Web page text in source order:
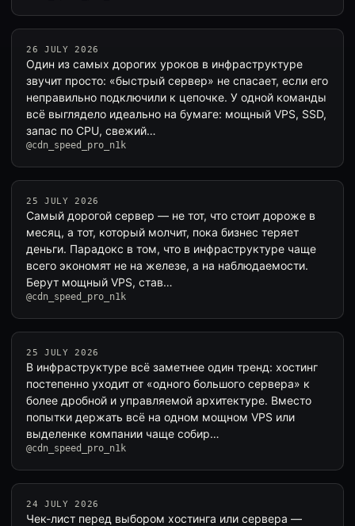
26 JULY 2026
Один из самых дорогих уроков в инфраструктуре
звучит просто: «быстрый сервер» не спасает, если его
неправильно подключили к цепочке. У одной команды
всё выглядело идеально на бумаге: мощный VPS, SSD,
запас по CPU, свежий…
@cdn_speed_pro_n1k
25 JULY 2026
Самый дорогой сервер — не тот, что стоит дороже в
месяц, а тот, который молчит, пока бизнес теряет
деньги. Парадокс в том, что в инфраструктуре чаще
всего экономят не на железе, а на наблюдаемости.
Берут мощный VPS, став…
@cdn_speed_pro_n1k
25 JULY 2026
В инфраструктуре всё заметнее один тренд: хостинг
постепенно уходит от «одного большого сервера» к
более дробной и управляемой архитектуре. Вместо
попытки держать всё на одном мощном VPS или
выделенке компании чаще собир…
@cdn_speed_pro_n1k
24 JULY 2026
Чек-лист перед выбором хостинга или сервера —